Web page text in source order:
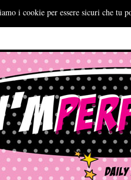
i cookie per essere sicuri che tu